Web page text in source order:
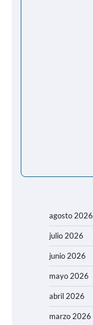
agosto 2026
julio 2026
junio 2026
mayo 2026
abril 2026
marzo 2026